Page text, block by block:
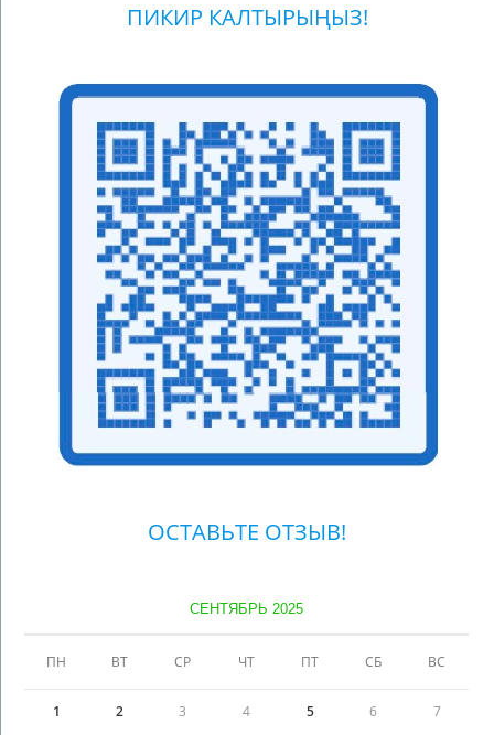
ПИКИР КАЛТЫРЫҢЫЗ!
ОСТАВЬТЕ ОТЗЫВ!
СЕНТЯБРЬ 2025
ПН ВТ СР ЧТ ПТ СБ ВС
1 2 3 4 5 6 7